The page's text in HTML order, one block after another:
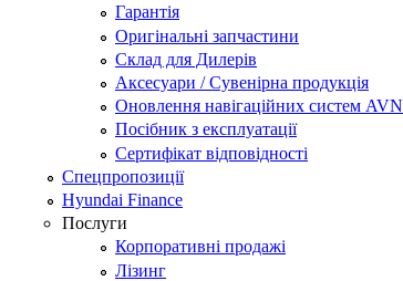
Гарантія
Оригінальні запчастини
Склад для Дилерів
Аксесуари / Сувенірна продукція
Оновлення навігаційних систем AVN
Посібник з експлуатації
Сертифікат відповідності
Спецпропозиції
Hyundai Finance
Послуги
Корпоративні продажі
Лізинг